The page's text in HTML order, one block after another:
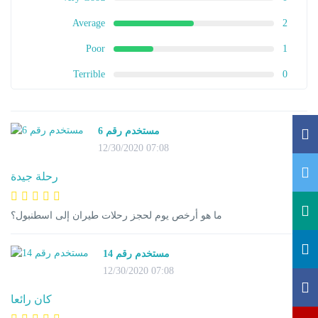
Average 2
Poor 1
Terrible 0
مستخدم رقم 6
12/30/2020 07:08
رحلة جيدة
ما هو أرخص يوم لحجز رحلات طيران إلى اسطنبول؟
مستخدم رقم 14
12/30/2020 07:08
كان رائعا